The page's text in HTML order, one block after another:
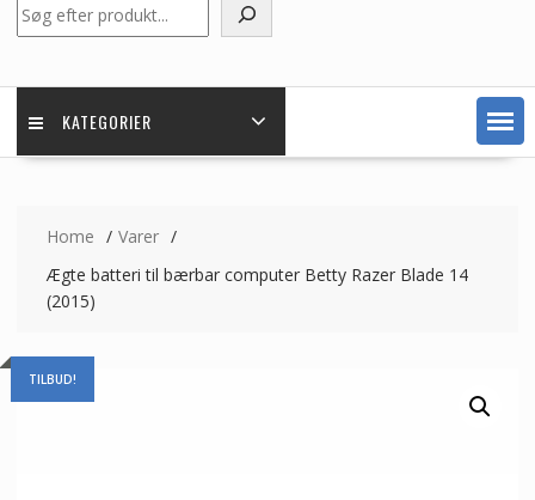
KATEGORIER
Home
Varer
Ægte batteri til bærbar computer Betty Razer Blade 14
(2015)
TILBUD!